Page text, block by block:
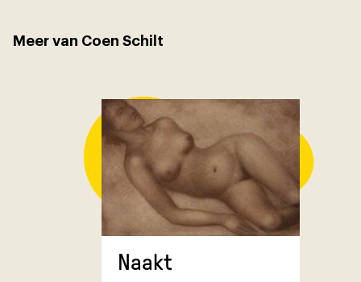
Meer van Coen Schilt
Naakt